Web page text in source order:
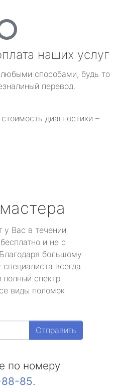
наших услуг
способами, будь то
перевод.
диагностики –
Вас в течении
и не с
большому
всегда
полный спектр
виды поломок
Отправить
по номеру
85.